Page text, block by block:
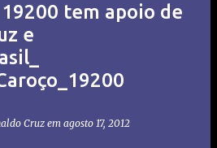
tem apoio de
e
Cruz em agosto 17, 2012